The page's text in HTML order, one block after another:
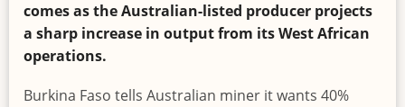
comes as the Australian-listed producer projects
a sharp increase in output from its West African
operations.
Burkina Faso tells Australian miner it wants 40%